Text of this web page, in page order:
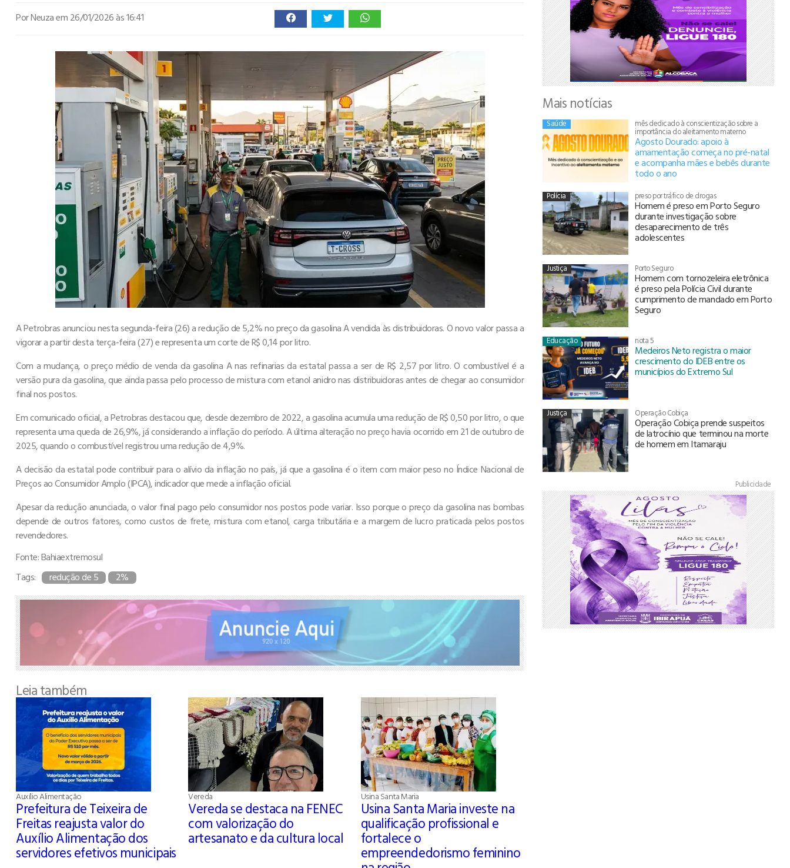
Por Neuzaem 26/01/2026 às 16:41
A Petrobras anunciou nesta segunda-feira (26) a redução de 5,2% no preço da gasolina A vendida às distribuidoras. O novo valor passa a
vigorar a partir desta terça-feira (27) e representa um corte de R$ 0,14 por litro.
Com a mudança, o preço médio de venda da gasolina A nas refinarias da estatal passa a ser de R$ 2,57 por litro. O combustível é a
versão pura da gasolina, que ainda passa pelo processo de mistura com etanol anidro nas distribuidoras antes de chegar ao consumidor
final nos postos.
Em comunicado oficial, a Petrobras destacou que, desde dezembro de 2022, a gasolina acumula uma redução de R$ 0,50 por litro, o que
representa uma queda de 26,9%, já considerando a inflação do período. A última alteração no preço havia ocorrido em 21 de outubro de
2025, quando o combustível registrou uma redução de 4,9%.
A decisão da estatal pode contribuir para o alívio da inflação no país, já que a gasolina é o item com maior peso no Índice Nacional de
Preços ao Consumidor Amplo (IPCA), indicador que mede a inflação oficial.
Apesar da redução anunciada, o valor final pago pelo consumidor nos postos pode variar. Isso porque o preço da gasolina nas bombas
depende de outros fatores, como custos de frete, mistura com etanol, carga tributária e a margem de lucro praticada pelos postos
revendedores.
Fonte: Bahiaextremosul
Tags:
redução de 5 2%
Leia também
Auxílio Alimentação
Prefeitura de Teixeira de
Freitas reajusta valor do
Auxílio Alimentação dos
servidores efetivos municipais
Vereda
Vereda se destaca na FENEC
com valorização do
artesanato e da cultura local
Usina Santa Maria
Usina Santa Maria investe na
qualificação profissional e
fortalece o
empreendedorismo feminino
Mais notícias
Saúde mês dedicado à conscientização sobre a
importância do aleitamento materno
Agosto Dourado: apoio à
amamentação começa no pré-natal
e acompanha mães e bebês durante
todo o ano
Polícia preso por tráfico de drogas
Homem é preso em Porto Seguro
durante investigação sobre
desaparecimento de três
adolescentes
Justiça Porto Seguro
Homem com tornozeleira eletrônica
é preso pela Polícia Civil durante
cumprimento de mandado em Porto
Seguro
Educação nota 5
Medeiros Neto registra o maior
crescimento do IDEB entre os
municípios do Extremo Sul
Justiça Operação Cobiça
Operação Cobiça prende suspeitos
de latrocínio que terminou na morte
de homem em Itamaraju
Publicidade